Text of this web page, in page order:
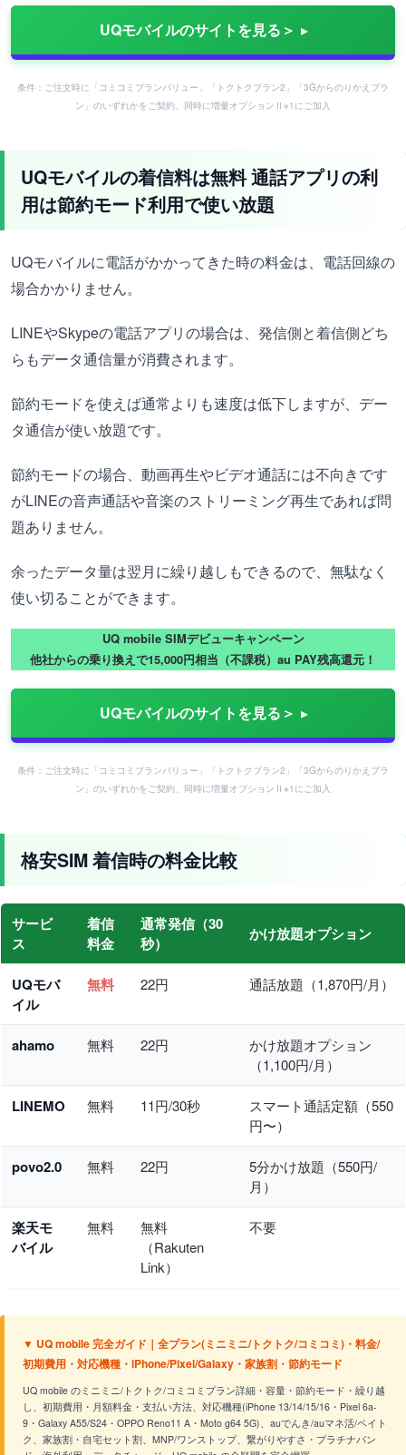
UQモバイルのサイトを見る＞
条件：ご注文時に「コミコミプランバリュー」「トクトクプラン2」「3Gからのりかえプラ
ン」のいずれかをご契約、同時に増量オプションⅡ※1にご加入
UQモバイルの着信料は無料 通話アプリの利
用は節約モード利用で使い放題
UQモバイルに電話がかかってきた時の料金は、電話回線の
場合かかりません。
LINEやSkypeの電話アプリの場合は、発信側と着信側どち
らもデータ通信量が消費されます。
節約モードを使えば通常よりも速度は低下しますが、デー
タ通信が使い放題です。
節約モードの場合、動画再生やビデオ通話には不向きです
がLINEの音声通話や音楽のストリーミング再生であれば問
題ありません。
余ったデータ量は翌月に繰り越しもできるので、無駄なく
使い切ることができます。
UQ mobile SIMデビューキャンペーン
他社からの乗り換えで15,000円相当（不課税）au PAY残高還元！
UQモバイルのサイトを見る＞
条件：ご注文時に「コミコミプランバリュー」「トクトクプラン2」「3Gからのりかえプラ
ン」のいずれかをご契約、同時に増量オプションⅡ※1にご加入
格安SIM 着信時の料金比較
サービ
ス
着信
料金
通常発信（30
秒）
かけ放題オプション
UQモバ
イル
無料 22円 通話放題（1,870円/月）
ahamo 無料 22円
かけ放題オプション
（1,100円/月）
LINEMO 無料 11円/30秒
スマート通話定額（550
円〜）
povo2.0 無料 22円
5分かけ放題（550円/
月）
楽天モ
バイル
無料
無料
（Rakuten
Link）
不要
▼ UQ mobile 完全ガイド｜全プラン(ミニミニ/トクトク/コミコミ)・料金/
初期費用・対応機種・iPhone/Pixel/Galaxy・家族割・節約モード
UQ mobile のミニミニ/トクトク/コミコミプラン詳細・容量・節約モード・繰り越
し、初期費用・月額料金・支払い方法、対応機種(iPhone 13/14/15/16・Pixel 6a-
9・Galaxy A55/S24・OPPO Reno11 A・Moto g64 5G)、auでんき/auマネ活/ペイト
ク、家族割・自宅セット割、MNP/ワンストップ、繋がりやすさ・プラチナバン